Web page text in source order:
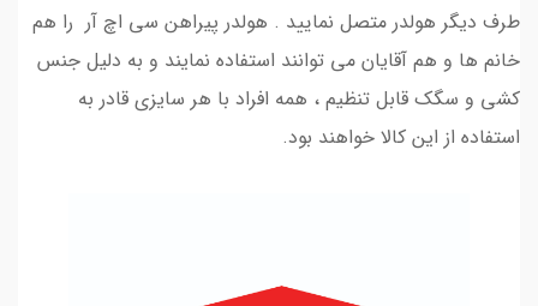
طرف دیگر هولدر متصل نمایید . هولدر پیراهن سی اچ آر را هم
خانم ها و هم آقایان می توانند استفاده نمایند و به دلیل جنس
کشی و سگک قابل تنظیم ، همه افراد با هر سایزی قادر به
استفاده از این کالا خواهند بود.